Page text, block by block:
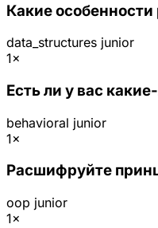
Какие
data_structures junior
1×
Есть ли у вас
behavioral junior
1×
Расшифруйте
oop junior
1×